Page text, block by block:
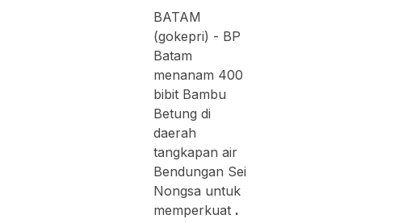
BATAM
(gokepri) - BP
Batam
menanam 400
bibit Bambu
Betung di
daerah
tangkapan air
Bendungan Sei
Nongsa untuk
memperkuat .